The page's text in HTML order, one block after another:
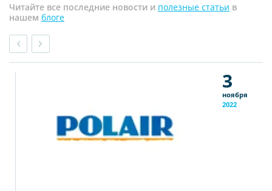
Читайте все последние новости и полезные статьи в
нашем блоге
3
ноября
2022